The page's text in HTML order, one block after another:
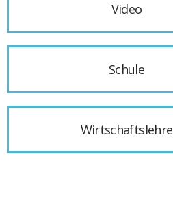
Video
Schule
Wirtschaftslehre